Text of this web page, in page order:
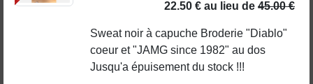
22.50 € au lieu de 45.00 €
Sweat noir à capuche Broderie "Diablo"
coeur et "JAMG since 1982" au dos
Jusqu'a épuisement du stock !!!